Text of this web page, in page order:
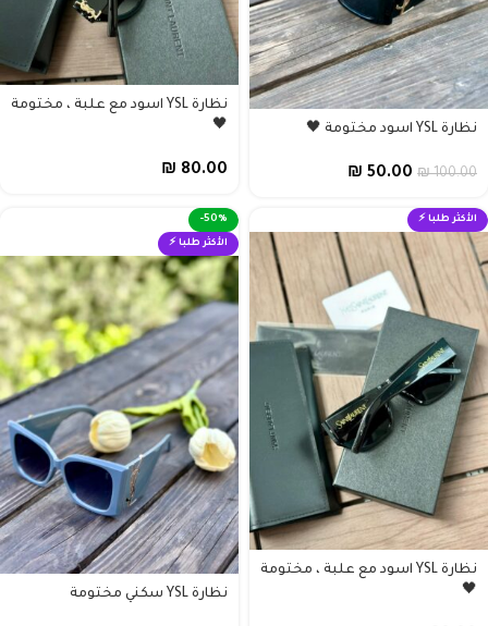
نظارة YSL اسود مختومة 🖤
₪100.00
₪ 50.00
نظارة YSL اسود مع علبة ، مختومة
🖤
₪ 80.00
الأكثر طلبا ⚡
نظارة YSL اسود مع علبة ، مختومة
🖤
-50%
الأكثر طلبا ⚡
نظارة YSL سكني مختومة